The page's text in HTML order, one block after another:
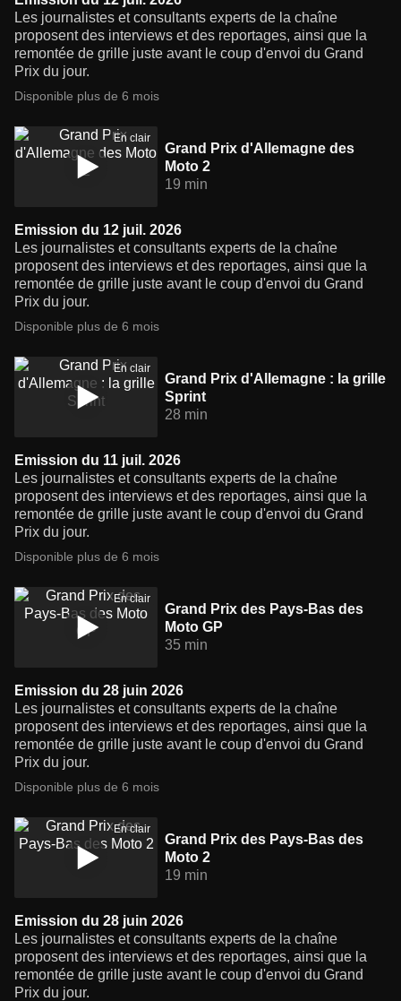
Les journalistes et consultants experts de la chaîne
proposent des interviews et des reportages, ainsi que la
remontée de grille juste avant le coup d'envoi du Grand
Prix du jour.
Disponible plus de 6 mois
En clair
Grand Prix d'Allemagne des
Moto 2
19 min
Emission du 12 juil. 2026
Les journalistes et consultants experts de la chaîne
proposent des interviews et des reportages, ainsi que la
remontée de grille juste avant le coup d'envoi du Grand
Prix du jour.
Disponible plus de 6 mois
En clair
Grand Prix d'Allemagne : la grille
Sprint
28 min
Emission du 11 juil. 2026
Les journalistes et consultants experts de la chaîne
proposent des interviews et des reportages, ainsi que la
remontée de grille juste avant le coup d'envoi du Grand
Prix du jour.
Disponible plus de 6 mois
En clair
Grand Prix des Pays-Bas des
Moto GP
35 min
Emission du 28 juin 2026
Les journalistes et consultants experts de la chaîne
proposent des interviews et des reportages, ainsi que la
remontée de grille juste avant le coup d'envoi du Grand
Prix du jour.
Disponible plus de 6 mois
En clair
Grand Prix des Pays-Bas des
Moto 2
19 min
Emission du 28 juin 2026
Les journalistes et consultants experts de la chaîne
proposent des interviews et des reportages, ainsi que la
remontée de grille juste avant le coup d'envoi du Grand
Prix du jour.